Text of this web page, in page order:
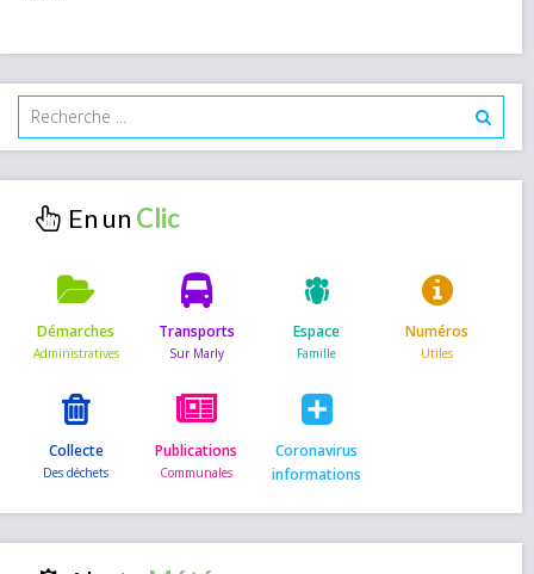
En un
Démarches Transports Espace Numéros
Collecte Publications
Coronavirus
informations